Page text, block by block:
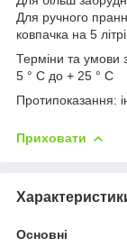
Для ручного
ковпачка на 5
Терміни та умови
5 ° С до + 25 ° С
Протипоказання:
Приховати
Основні